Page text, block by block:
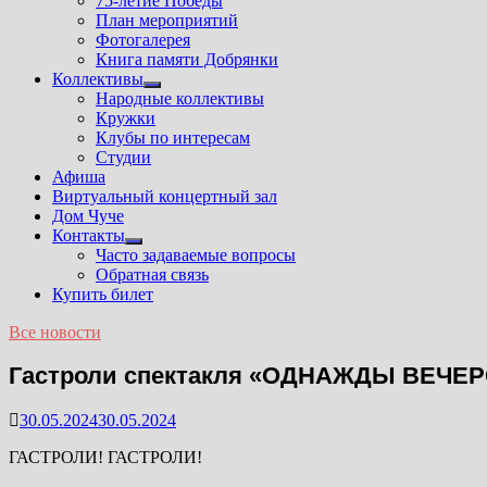
План мероприятий
Фотогалерея
Книга памяти Добрянки
Коллективы
Показать
подменю
Народные коллективы
Кружки
Клубы по интересам
Студии
Афиша
Виртуальный концертный зал
Дом Чуче
Контакты
Показать
подменю
Часто задаваемые вопросы
Обратная связь
Купить билет
Все новости
Гастроли спектакля «ОДНАЖДЫ
30.05.202430.05.2024
ГАСТРОЛИ! ГАСТРОЛИ!